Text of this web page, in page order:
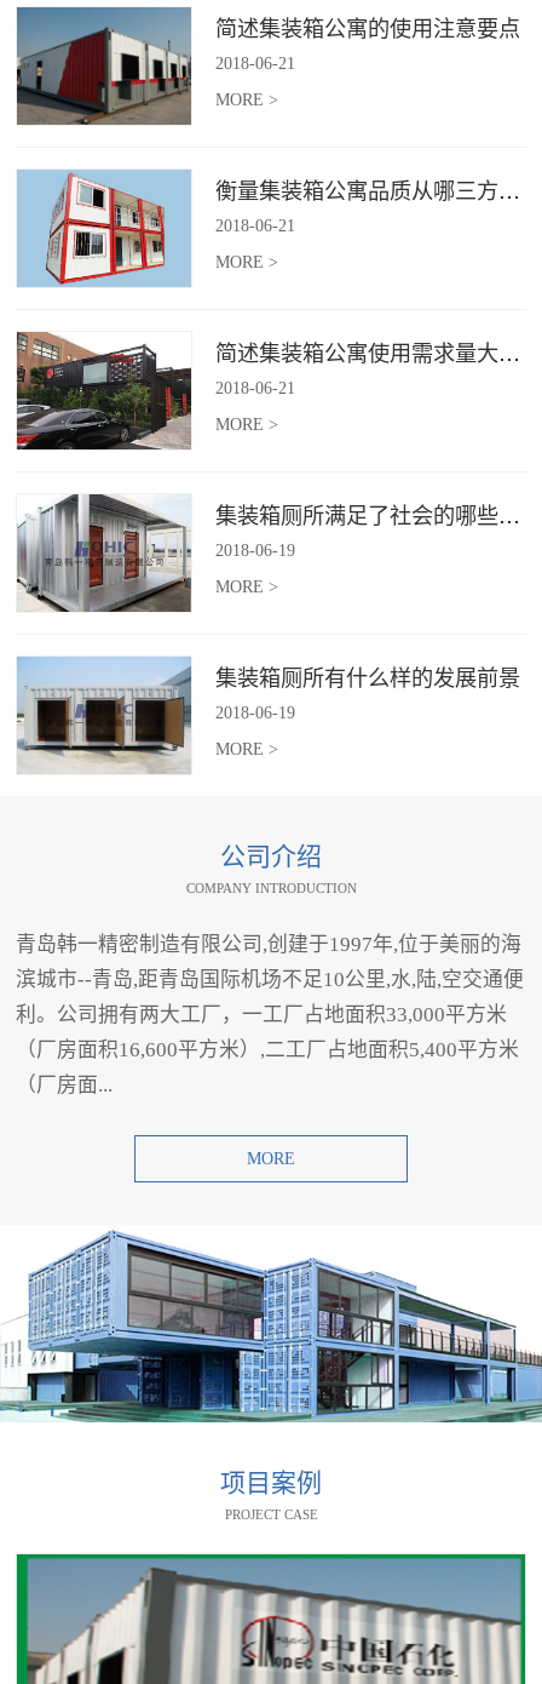
简述集装箱公寓的使用注意要点
2018-06-21
MORE >
衡量集装箱公寓品质从哪三方面入手？
2018-06-21
MORE >
简述集装箱公寓使用需求量大幅增加的原因
2018-06-21
MORE >
集装箱厕所满足了社会的哪些需求
2018-06-19
MORE >
集装箱厕所有什么样的发展前景
2018-06-19
MORE >
公司介绍
COMPANY INTRODUCTION
青岛韩一精密制造有限公司,创建于1997年,位于美丽的海
滨城市--青岛,距青岛国际机场不足10公里,水,陆,空交通便
利。公司拥有两大工厂，一工厂占地面积33,000平方米
（厂房面积16,600平方米）,二工厂占地面积5,400平方米
（厂房面...
MORE
项目案例
PROJECT CASE